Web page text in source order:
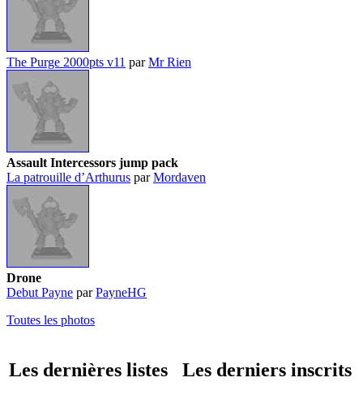
The Purge 2000pts v11 parMr Rien
Assault Intercessors jump pack
La patrouille d’Arthurus parMordaven
Drone
Debut Payne parPayneHG
Toutes les photos
Les dernières listes Les derniers inscrits